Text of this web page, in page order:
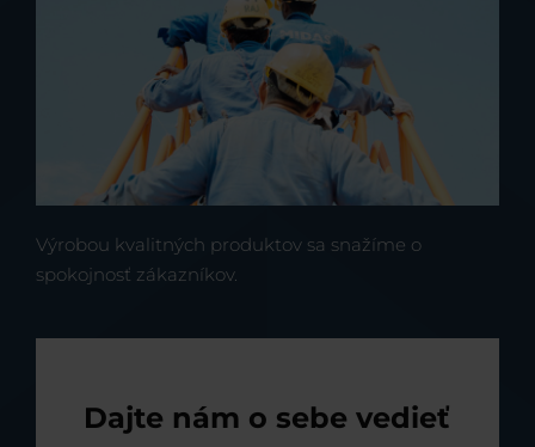
Výrobou kvalitných produktov sa snažíme o
spokojnosť zákazníkov.
Dajte nám o sebe vedieť